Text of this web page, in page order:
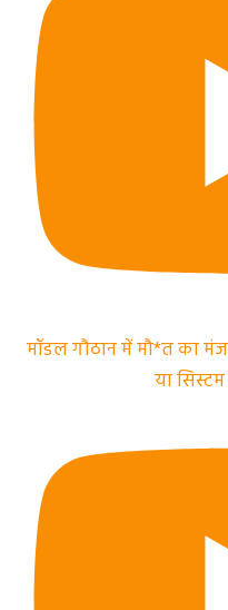
मॉडल गौठान में मौ*त का
या